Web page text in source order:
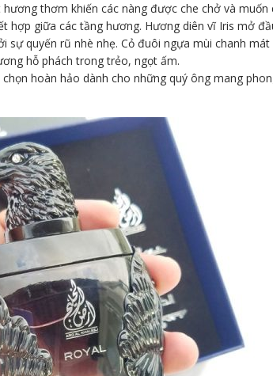
thơm khiến các nàng được che chở và muốn
hợp giữa các tầng hương. Hương diên vĩ Iris mở
quyến rũ nhè nhẹ. Cỏ đuôi ngựa mùi chanh
hỗ phách trong trẻo, ngọt ấm.
hoàn hảo dành cho những quý ông mang